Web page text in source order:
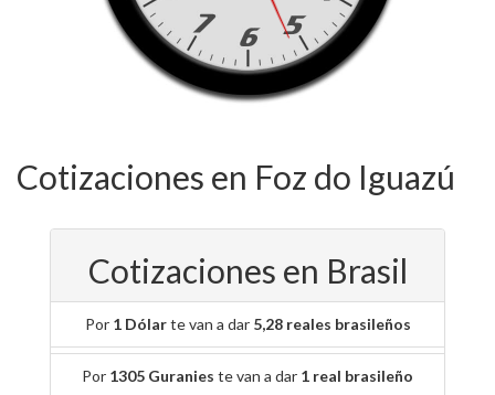
Cotizaciones en Foz do Iguazú
Cotizaciones en Brasil
Por 1 Dólarte van a dar 5,28 reales brasileños
Por 1305 Guranies te van a dar 1 real brasileño